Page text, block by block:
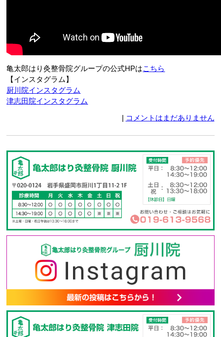
亀太郎はり灸整骨院グループの公式HPはこちら
【インスタグラム】
厨川院インスタグラム
津志田院インスタグラム
| コメントはまだありません